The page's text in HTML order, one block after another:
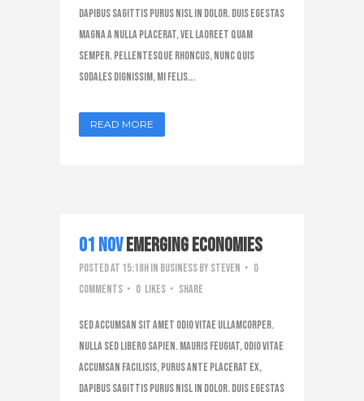
dapibus sagittis purus nisl in dolor. Duis egestas
magna a nulla placerat, vel laoreet quam
semper. Pellentesque rhoncus, nunc quis
sodales dignissim, mi felis...
READ MORE
01 NovEmerging Economies
Posted at 15:18hin Businessby steven
0
Comments
0 Likes Share
Sed accumsan sit amet odio vitae ullamcorper.
Nulla sed libero sapien. Mauris feugiat, odio vitae
accumsan facilisis, purus ante placerat ex,
dapibus sagittis purus nisl in dolor. Duis egestas